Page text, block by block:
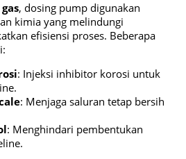
, dosing pump digunakan
kimia yang melindungi
efisiensi proses. Beberapa
: Injeksi inhibitor korosi untuk
: Menjaga saluran tetap bersih
: Menghindari pembentukan